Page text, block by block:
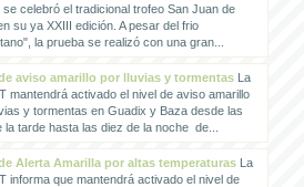
se celebró el tradicional trofeo San Juan de
su ya XXIII edición. A pesar del frio
la prueba se realizó con una gran...
aviso amarillo por lluvias y tormentasLa
mantendrá activado el nivel de aviso amarillo
y tormentas en Guadix y Baza desde las
la tarde hasta las diez de la noche de...
Alerta Amarilla por altas temperaturasLa
informa que mantendrá activado el nivel de